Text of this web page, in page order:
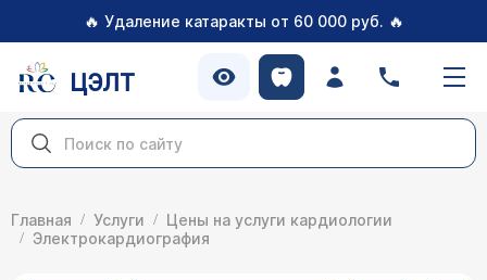
🔥 Удаление катаракты от 60 000 руб. 🔥
ЦЭЛТ
Главная Услуги
Цены на услуги кардиологии
Электрокардиография